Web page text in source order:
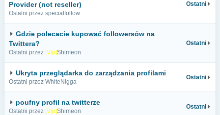
Provider (not reseller)
Ostatni przez specialfollow
Ostatni
Gdzie polecacie kupować followersów na
Twittera?
Ostatni przez [Vip]Shimeon
Ostatni
Ukryta przeglądarka do zarządzania profilami
Ostatni przez WhiteNigga
Ostatni
poufny profil na twitterze
Ostatni przez [Vip]Shimeon
Ostatni